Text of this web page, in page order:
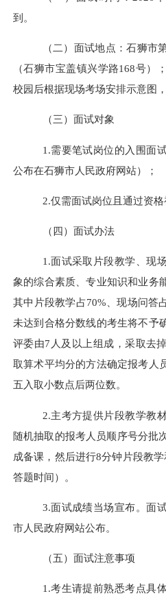
到。
（二）面试地点：石狮市
（石狮市宝盖镇兴学路168号）
校园后根据现场考场安排示意图
（三）面试对象
1.需要笔试岗位的入围面
公布在石狮市人民政府网站）；
2.仅需面试岗位 且 通过资格
（四）面试办法
1.面试采取片段教学、现
象的综合素质、专业知识和业务
其中片段教学占70%、现场问答
未达到合格分数线的考生将不予
评委由7 人及以上组成，采取去
取算术平均分的方法确定报考 人
五入取小数点后两位数。
2.主考方提供片段教学教
随机抽取的报考人员顺序号分批
成备课，然后进行8分钟片段教
答题时间）。
3.面试成绩当场宣布。面
市人民政府网站公布。
（五）面试注意事项
1.考生请提前熟悉考点具